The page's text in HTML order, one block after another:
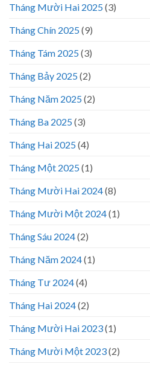
Tháng Mười Hai 2025(3)
Tháng Chín 2025(9)
Tháng Tám 2025(3)
Tháng Bảy 2025(2)
Tháng Năm 2025(2)
Tháng Ba 2025(3)
Tháng Hai 2025(4)
Tháng Một 2025(1)
Tháng Mười Hai 2024(8)
Tháng Mười Một 2024(1)
Tháng Sáu 2024(2)
Tháng Năm 2024(1)
Tháng Tư 2024(4)
Tháng Hai 2024(2)
Tháng Mười Hai 2023(1)
Tháng Mười Một 2023(2)